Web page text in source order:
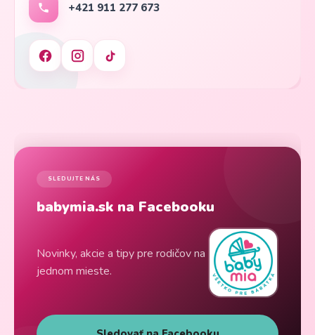
+421 911 277 673
SLEDUJTE NÁS
babymia.sk na Facebooku
Novinky, akcie a tipy pre rodičov na
jednom mieste.